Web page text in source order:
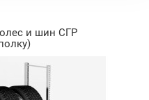
и шин СГР